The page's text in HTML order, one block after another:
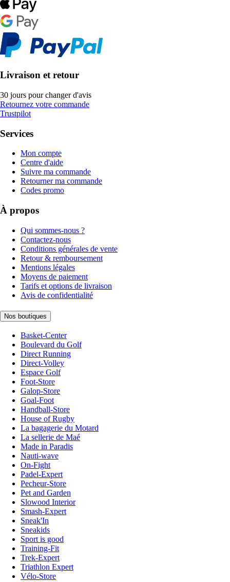
Livraison et retour
30 jours pour changer d'avis
Retournez votre commande
Trustpilot
Services
Mon compte
Centre d'aide
Suivre ma commande
Retourner ma commande
Codes promo
À propos
Qui sommes-nous ?
Contactez-nous
Conditions générales de vente
Retour & remboursement
Mentions légales
Moyens de paiement
Tarifs et options de livraison
Avis de confidentialité
Nos boutiques
Basket-Center
Boulevard du Golf
Direct Running
Direct-Volley
Espace Golf
Foot-Store
Galop-Store
Goal-Foot
Handball-Store
House of Rugby
La bagagerie du Motard
La sellerie de Maé
Made in Paradis
Nauti-wave
On-Fight
Padel-Expert
Pecheur-Store
Pet and Garden
Slowood Interior
Smash-Expert
Sneak'In
Sneakids
Sport is good
Training-Fit
Trek-Expert
Triathlon Expert
Vélo-Store